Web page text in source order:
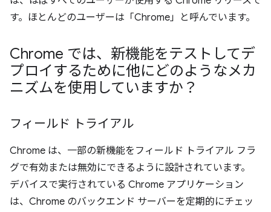
す。ほとんどのユーザーは「Chrome」と呼んでいます。
Chrome では、新機能をテストしてデ
プロイするために他にどのようなメカ
ニズムを使用していますか？
フィールド トライアル
Chrome は、一部の新機能をフィールド トライアル フラ
グで有効または無効にできるように設計されています。
デバイスで実行されている Chrome アプリケーション
は、Chrome のバックエンド サーバーを定期的にチェッ